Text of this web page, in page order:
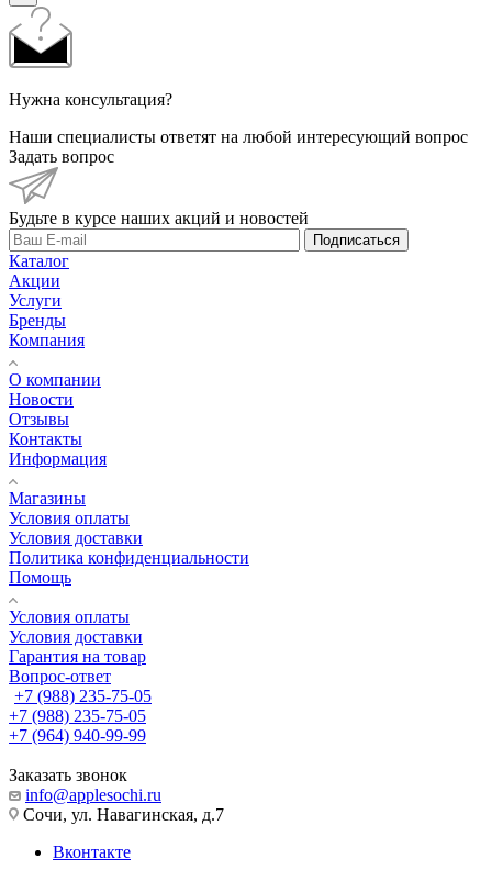
Нужна консультация?
Наши специалисты ответят на любой интересующий вопрос
Задать вопрос
Будьте в курсе наших акций и новостей
Подписаться
Каталог
Акции
Услуги
Бренды
Компания
О компании
Новости
Отзывы
Контакты
Информация
Магазины
Условия оплаты
Условия доставки
Политика конфиденциальности
Помощь
Условия оплаты
Условия доставки
Гарантия на товар
Вопрос-ответ
+7 (988) 235-75-05
+7 (988) 235-75-05
+7 (964) 940-99-99
Заказать звонок
info@applesochi.ru
Сочи, ул. Навагинская, д.7
Вконтакте